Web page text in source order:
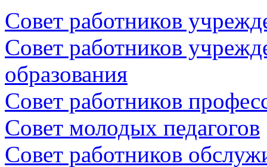
Совет работников
Совет работников
образования
Совет работников
Совет молодых педагогов
Совет работников